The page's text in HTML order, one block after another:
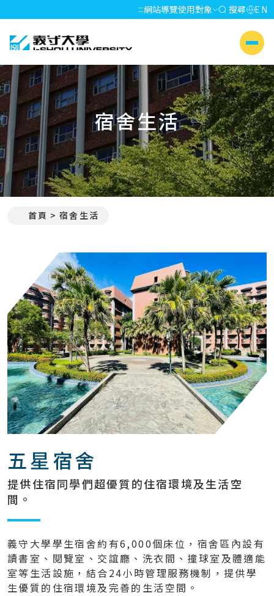
:::網站導覽使用對象 搜尋 EN
義守大學 I-SHOU UNIVERSITY
側選單
宿舍生活
首頁 宿舍生活
五星宿舍
提供住宿同學們超優質的住宿環境及生活空
間。
義守大學學生宿舍約有6,000個床位，宿舍區內設有
讀書室、閱覽室、交誼廳、洗衣間、撞球室及體適能
室等生活設施，結合24小時管理服務機制，提供學
生優質的住宿環境及完善的生活空間。